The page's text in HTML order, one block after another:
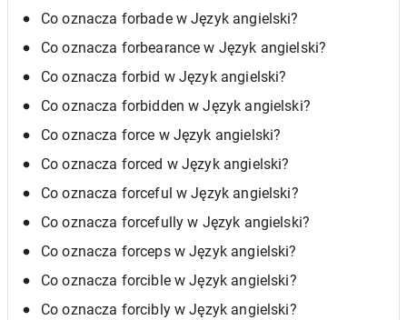
Co oznacza forbade w Język angielski?
Co oznacza forbearance w Język angielski?
Co oznacza forbid w Język angielski?
Co oznacza forbidden w Język angielski?
Co oznacza force w Język angielski?
Co oznacza forced w Język angielski?
Co oznacza forceful w Język angielski?
Co oznacza forcefully w Język angielski?
Co oznacza forceps w Język angielski?
Co oznacza forcible w Język angielski?
Co oznacza forcibly w Język angielski?